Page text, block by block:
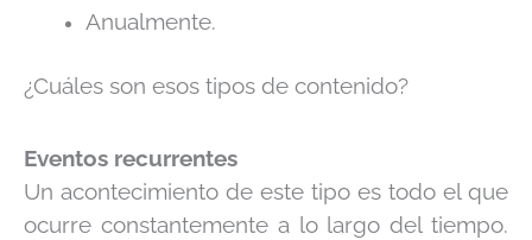
Anualmente.
¿Cuáles son esos tipos de contenido?
Eventos recurrentes
Un acontecimiento de este tipo es todo el que
ocurre constantemente a lo largo del tiempo.